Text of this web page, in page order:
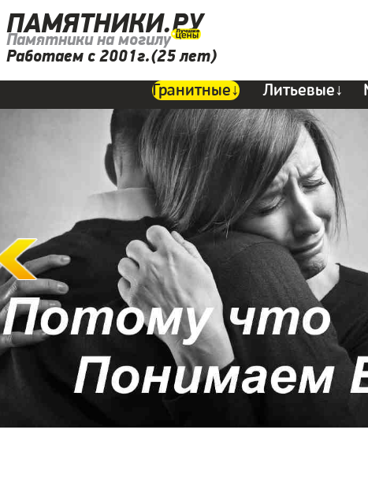
ПАМЯТНИКИ.РУ
Памятники на могилу
Работаем с 2001г.(25 лет)
Гранитные↓ Литьевые↓